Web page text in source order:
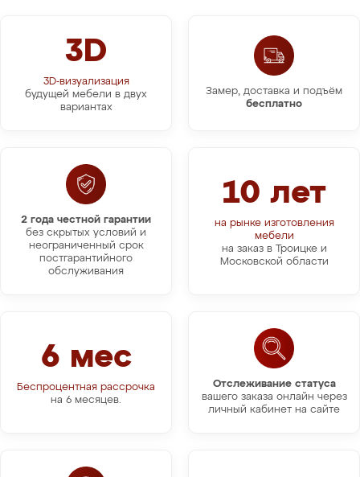
3D
3D-визуализация
будущей мебели в двух
вариантах
Замер, доставка и подъём
бесплатно
10 лет
на рынке изготовления
мебели
на заказ в Троицке и
Московской области
2 года честной гарантии
без скрытых условий и
неограниченный срок
постгарантийного
обслуживания
Отслеживание статуса
вашего заказа онлайн через
личный кабинет на сайте
6 мес
Беспроцентная рассрочка
на 6 месяцев.